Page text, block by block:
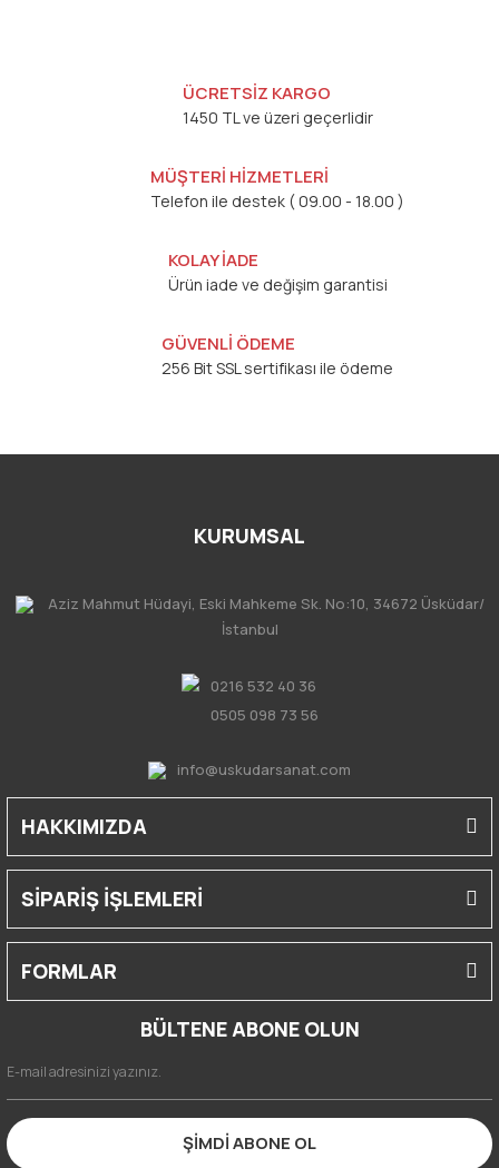
ÜCRETSİZ KARGO
1450 TL ve üzeri geçerlidir
MÜŞTERİ HİZMETLERİ
Telefon ile destek ( 09.00 - 18.00 )
KOLAY İADE
Ürün iade ve değişim garantisi
GÜVENLİ ÖDEME
256 Bit SSL sertifikası ile ödeme
KURUMSAL
Aziz Mahmut Hüdayi, Eski Mahkeme Sk. No:10, 34672 Üsküdar/
İstanbul
0216 532 40 36
0505 098 73 56
info@uskudarsanat.com
HAKKIMIZDA
SİPARİŞ İŞLEMLERİ
FORMLAR
BÜLTENE ABONE OLUN
ŞİMDİ ABONE OL